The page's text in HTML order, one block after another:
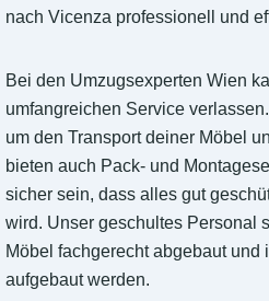
nach Vicenza professionell und
Bei den Umzugsexperten Wien
umfangreichen Service
um den Transport deiner Möbel
bieten auch Pack- und
sicher sein, dass alles gut
wird. Unser geschultes Personal
Möbel fachgerecht abgebaut und
aufgebaut werden.